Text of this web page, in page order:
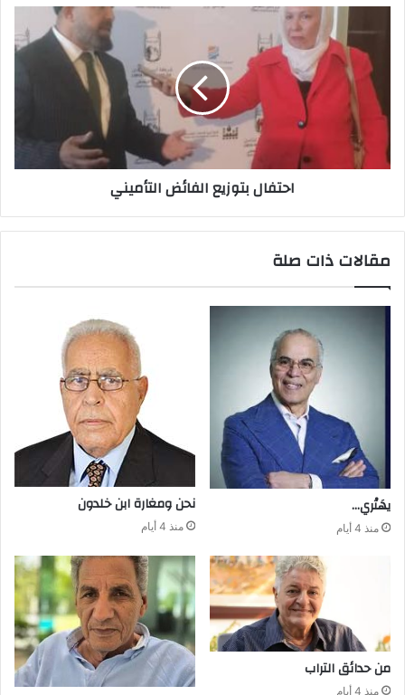
احتفال بتوزيع الفائض التأميني
مقالات ذات صلة
يهَتْري‭…‬
منذ 4 أيام
نحن‭ ‬ومغارة ابن‭ ‬خلدون
منذ 4 أيام
من‭ ‬حدائق‭ ‬التراب
منذ 4 أيام